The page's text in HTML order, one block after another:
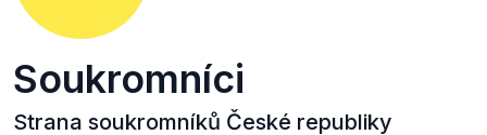
Soukromníci
Strana soukromníků České republiky